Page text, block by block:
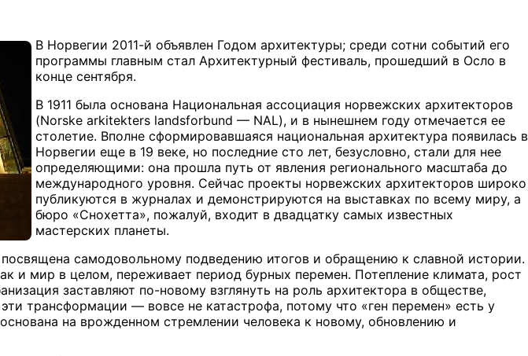
В Норвегии 2011-й объявлен Годом архитектуры; среди сотни событий его
программы главным стал Архитектурный фестиваль, прошедший в Осло в
конце сентября.
В 1911 была основана Национальная ассоциация норвежских архитекторов
(Norske arkitekters landsforbund — NAL), и в нынешнем году отмечается ее
столетие. Вполне сформировавшаяся национальная архитектура появилась в
Норвегии еще в 19 веке, но последние сто лет, безусловно, стали для нее
определяющими: она прошла путь от явления регионального масштаба до
международного уровня. Сейчас проекты норвежских архитекторов широко
публикуются в журналах и демонстрируются на выставках по всему миру, а
бюро «Снохетта», пожалуй, входит в двадцатку самых известных
мастерских планеты.
самодовольному подведению итогов и обращению к славной истории.
и мир в целом, переживает период бурных перемен. Потепление климата, рост
заставляют по-новому взглянуть на роль архитектора в обществе,
трансформации — вовсе не катастрофа, потому что «ген перемен» есть у
на врожденном стремлении человека к новому, обновлению и